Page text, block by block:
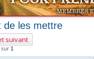
de les mettre
suivant
sur 1